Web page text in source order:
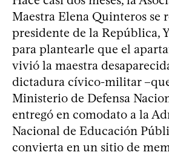
Maestra Elena Quinteros se
presidente de la República,
para plantearle que el
vivió la maestra
dictadura cívico-militar
Ministerio de Defensa
entregó en comodato a la
Nacional de Educación
convierta en un sitio de